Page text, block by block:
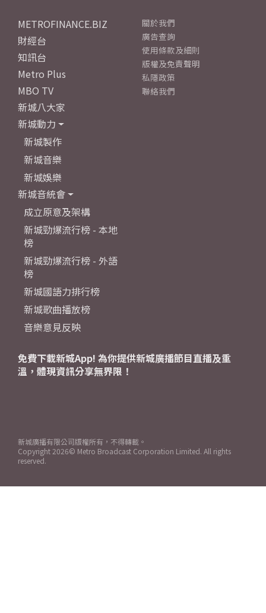
METROFINANCE.BIZ
財經台
知訊台
Metro Plus
MBO TV
新城八大家
新城動力
新城製作
新城音樂
新城娛樂
新城音統會
成立原意及架構
新城勁爆流行榜 - 本地
榜
新城勁爆流行榜 - 外語
榜
新城國語力排行榜
新城歌曲播放榜
音樂意見反映
關於我們
廣告查詢
使用條款及細則
版權及免責聲明
私隱政策
聯絡我們
免費下載新城App! 為你提供新城廣播節目直播及重
溫，體現資訊分享無界限！
新城廣播有限公司版權所有，不得轉載。
Copyright 2026© Metro Broadcast Corporation Limited. All rights
reserved.